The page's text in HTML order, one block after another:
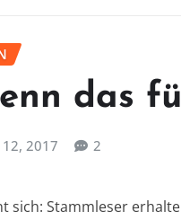
das
12, 2017 2
sich: Stammleser